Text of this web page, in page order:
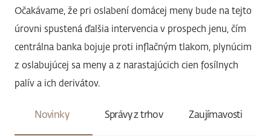
Očakávame, že pri oslabení domácej meny bude na tejto
úrovni spustená ďalšia intervencia v prospech jenu, čím
centrálna banka bojuje proti inflačným tlakom, plynúcim
z oslabujúcej sa meny a z narastajúcich cien fosílnych
palív a ich derivátov.
Novinky Správy z trhov Zaujímavosti